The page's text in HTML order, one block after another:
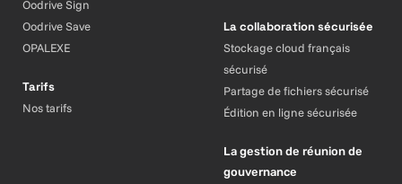
Oodrive Sign
Oodrive Save
OPALEXE
Tarifs
Nos tarifs
La collaboration sécurisée
Stockage cloud français
sécurisé
Partage de fichiers sécurisé
Édition en ligne sécurisée
La gestion de réunion de
gouvernance